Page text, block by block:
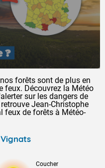
forêts sont de plus en
feux. Découvrez la Météo
sur les dangers de
Jean-Christophe
feux de forêts à Météo-
Coucher